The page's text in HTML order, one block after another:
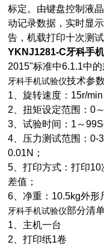
标定。由键盘控制液
动记录数据，实时显
告，机载打印十次测试
YKNJ1281-C牙科手
2015"标准中6.1.1中的
牙科手机试验仪技术参数
1、旋转速度：15r/min
2、扭矩设定范围：0
3、试验时间：1～
4、压力测试范围：0-
0.01N；
5、打印方式：打印
差值；
6、净重：10.5kg外形
牙科手机试验仪部分清
1、主机一台
2、打印纸1卷